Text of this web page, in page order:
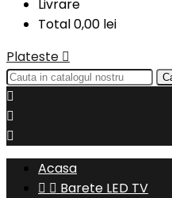
Livrare
Total0,00 lei
Plateste 



Acasa
  Barete LED TV